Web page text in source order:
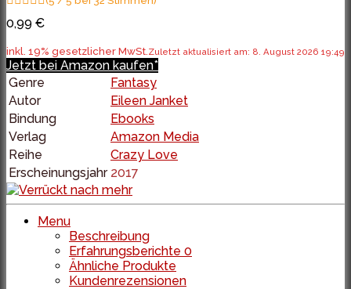
0,99 €
inkl. 19% gesetzlicher MwSt. Zuletzt aktualisiert am: 8. August 2026 19:49
Jetzt bei Amazon kaufen*
Genre
Fantasy
Autor
Eileen Janket
Bindung
Ebooks
Verlag
Amazon Media
Reihe
Crazy Love
Erscheinungsjahr 2017
Menu
Beschreibung
Erfahrungsberichte 0
Ähnliche Produkte
Kundenrezensionen